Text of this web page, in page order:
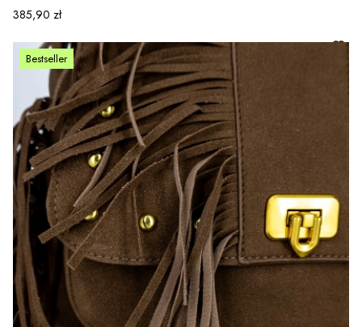
Cena
385,90 zł
Bestseller